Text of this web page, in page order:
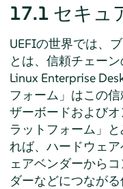
17.1 セキュ
UEFIの世界では、
とは、信頼チェーン
Linux Enterprise
フォーム 」 はこの
ザーボードおよび
ラットフォーム 」
れば、ハードウェ
ェアベンダーから
ダーなどにつながる